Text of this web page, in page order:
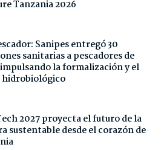
Tanzania 2026
Sanipes entregó 30
sanitarias a pescadores de
la formalización y el
hidrobiológico
2027 proyecta el futuro de la
sustentable desde el corazón de